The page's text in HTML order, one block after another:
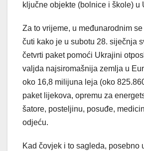
ključne objekte (bolnice i škole) u
Za to vrijeme, u međunarodnim
čuti kako je u subotu 28. siječnja
četvrti paket pomoći Ukrajini
valjda najsiromašnija zemlja u
oko 16,8 milijuna leja (oko
paket lijekova, opremu za
šatore, posteljinu, posuđe,
odjeću.
Kad čovjek i to sagleda, posebno